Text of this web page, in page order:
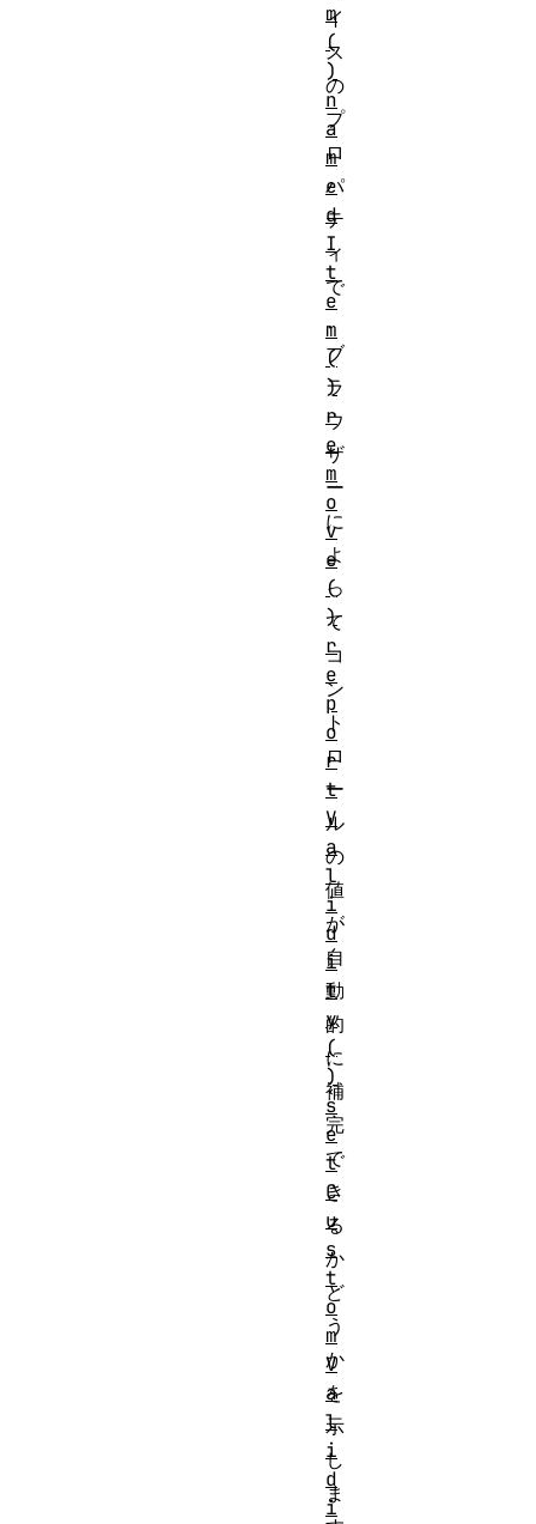
イ
ス
の
プ
ロ
パ
テ
ィ
で
、
ブ
ラ
ウ
ザ
ー
に
よ
っ
て
コ
ン
ト
ロ
ー
ル
の
値
が
自
動
的
に
補
完
で
き
る
か
ど
う
か
を
示
し
ま
m
(
)
n
a
m
e
d
I
t
e
m
(
)
r
e
m
o
v
e
(
)
r
e
p
o
r
t
V
a
l
i
d
i
t
y
(
)
s
e
t
C
u
s
t
o
m
V
a
l
i
d
i